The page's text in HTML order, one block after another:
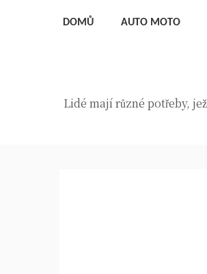
DOMŮ AUTO MOTO
Lidé mají různé potřeby,